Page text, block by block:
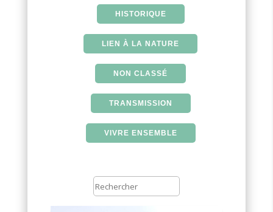
HISTORIQUE
LIEN À LA NATURE
NON CLASSÉ
TRANSMISSION
VIVRE ENSEMBLE